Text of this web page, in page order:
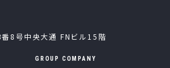
8号中央大通 FNビル15階
GROUP COMPANY